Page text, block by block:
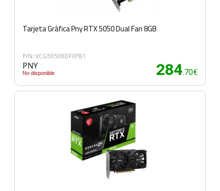
Tarjeta Gráfica Pny RTX 5050 Dual Fan 8GB
P/N: VCG50508DFXPB1
PNY
No disponible 284.70€